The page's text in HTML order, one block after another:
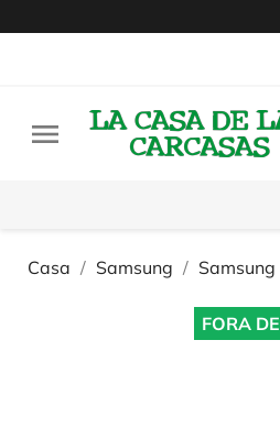

Casa Samsung
FORA